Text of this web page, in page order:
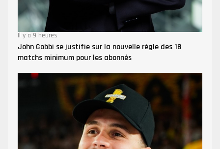
Il y a 9 heures
John Gobbi se justifie sur la nouvelle règle des 18
matchs minimum pour les abonnés